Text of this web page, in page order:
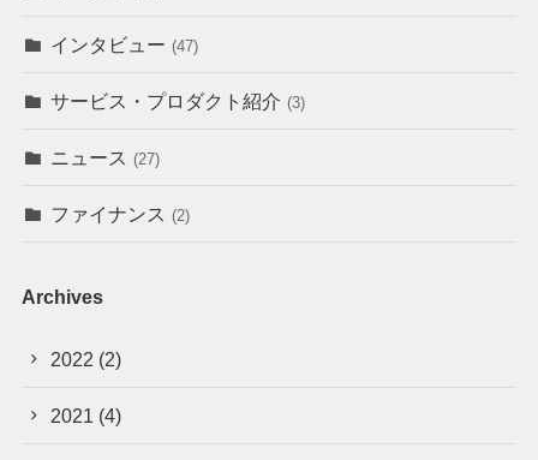
インタビュー (47)
サービス・プロダクト紹介 (3)
ニュース (27)
ファイナンス (2)
Archives
2022 (2)
2021 (4)